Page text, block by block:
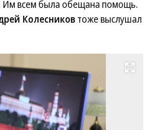
Им всем была обещана помощь.
Колесниковтоже выслушал
Развернуть на весь экран